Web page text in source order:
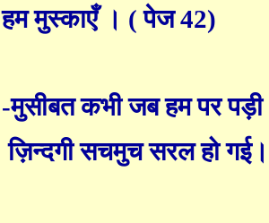
हम मुस्काएँ । ( पेज 42)
-मुसीबत कभी जब हम पर पड़ी
ज़िन्दगी सचमुच सरल हो गई।